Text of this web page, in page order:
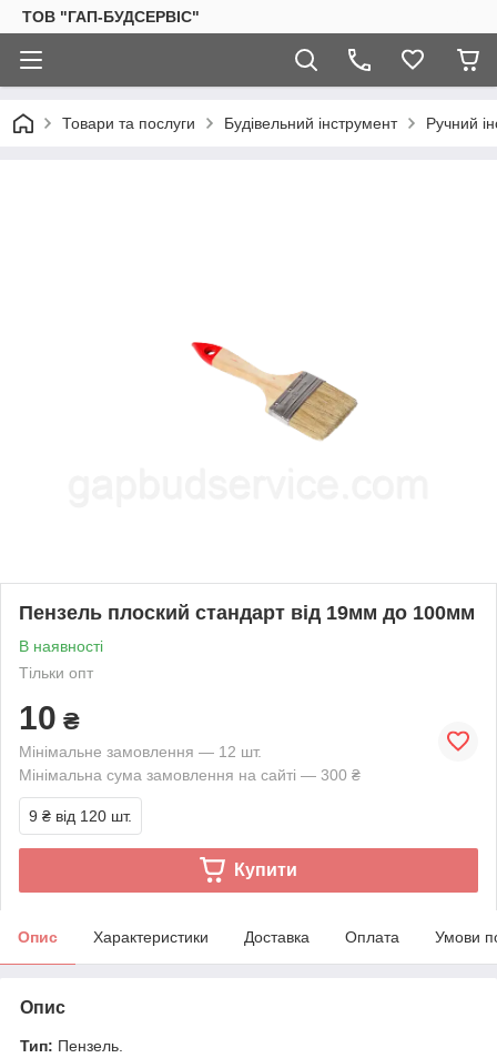
ТОВ "ГАП-БУДСЕРВІС"
Товари та послуги Будівельний інструмент Ручний
Пензель плоский стандарт від 19мм до 100мм
В наявності
Тільки опт
10 ₴
Мінімальне замовлення — 12 шт.
Мінімальна сума замовлення на сайті — 300 ₴
9 ₴ від 120 шт.
Купити
Опис Характеристики Доставка Оплата Умови
Опис
Тип: Пензель.